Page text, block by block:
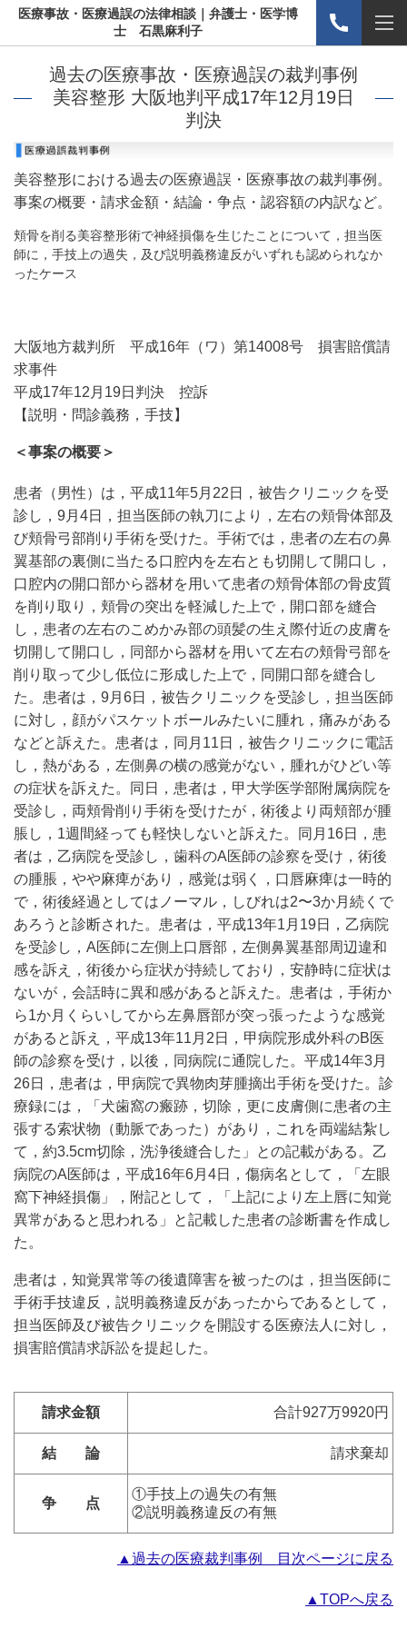
医療事故・医療過誤の法律相談｜弁護士・医学博
士 石黒麻利子
過去の医療事故・医療過誤の裁判事例
美容整形 大阪地判平成17年12月19日
判決
美容整形における過去の医療過誤・医療事故の裁判事例。
事案の概要・請求金額・結論・争点・認容額の内訳など。
頬骨を削る美容整形術で神経損傷を生じたことについて，担当医
師に，手技上の過失，及び説明義務違反がいずれも認められなか
ったケース
大阪地方裁判所 平成16年（ワ）第14008号 損害賠償請
求事件
平成17年12月19日判決 控訴
【説明・問診義務，手技】
＜事案の概要＞
患者（男性）は，平成11年5月22日，被告クリニックを受
診し，9月4日，担当医師の執刀により，左右の頬骨体部及
び頬骨弓部削り手術を受けた。手術では，患者の左右の鼻
翼基部の裏側に当たる口腔内を左右とも切開して開口し，
口腔内の開口部から器材を用いて患者の頬骨体部の骨皮質
を削り取り，頬骨の突出を軽減した上で，開口部を縫合
し，患者の左右のこめかみ部の頭髪の生え際付近の皮膚を
切開して開口し，同部から器材を用いて左右の頬骨弓部を
削り取って少し低位に形成した上で，同開口部を縫合し
た。患者は，9月6日，被告クリニックを受診し，担当医師
に対し，顔がパスケットボールみたいに腫れ，痛みがある
などと訴えた。患者は，同月11日，被告クリニックに電話
し，熱がある，左側鼻の横の感覚がない，腫れがひどい等
の症状を訴えた。同日，患者は，甲大学医学部附属病院を
受診し，両頬骨削り手術を受けたが，術後より両頬部が腫
脹し，1週間経っても軽快しないと訴えた。同月16日，患
者は，乙病院を受診し，歯科のA医師の診察を受け，術後
の腫脹，やや麻痺があり，感覚は弱く，口唇麻痺は一時的
で，術後経過としてはノーマル，しびれは2〜3か月続くで
あろうと診断された。患者は，平成13年1月19日，乙病院
を受診し，A医師に左側上口唇部，左側鼻翼基部周辺違和
感を訴え，術後から症状が持続しており，安静時に症状は
ないが，会話時に異和感があると訴えた。患者は，手術か
ら1か月くらいしてから左鼻唇部が突っ張ったような感覚
があると訴え，平成13年11月2日，甲病院形成外科のB医
師の診察を受け，以後，同病院に通院した。平成14年3月
26日，患者は，甲病院で異物肉芽腫摘出手術を受けた。診
療録には，「犬歯窩の瘢跡，切除，更に皮膚側に患者の主
張する索状物（動脈であった）があり，これを両端結紮し
て，約3.5cm切除，洗浄後縫合した」との記載がある。乙
病院のA医師は，平成16年6月4日，傷病名として，「左眼
窩下神経損傷」，附記として，「上記により左上唇に知覚
異常があると思われる」と記載した患者の診断書を作成し
た。
患者は，知覚異常等の後遺障害を被ったのは，担当医師に
手術手技違反，説明義務違反があったからであるとして，
担当医師及び被告クリニックを開設する医療法人に対し，
損害賠償請求訴訟を提起した。
請求金額 合計927万9920円
結 論 請求棄却
争 点
①手技上の過失の有無
②説明義務違反の有無
▲過去の医療裁判事例 目次ページに戻る
▲TOPへ戻る